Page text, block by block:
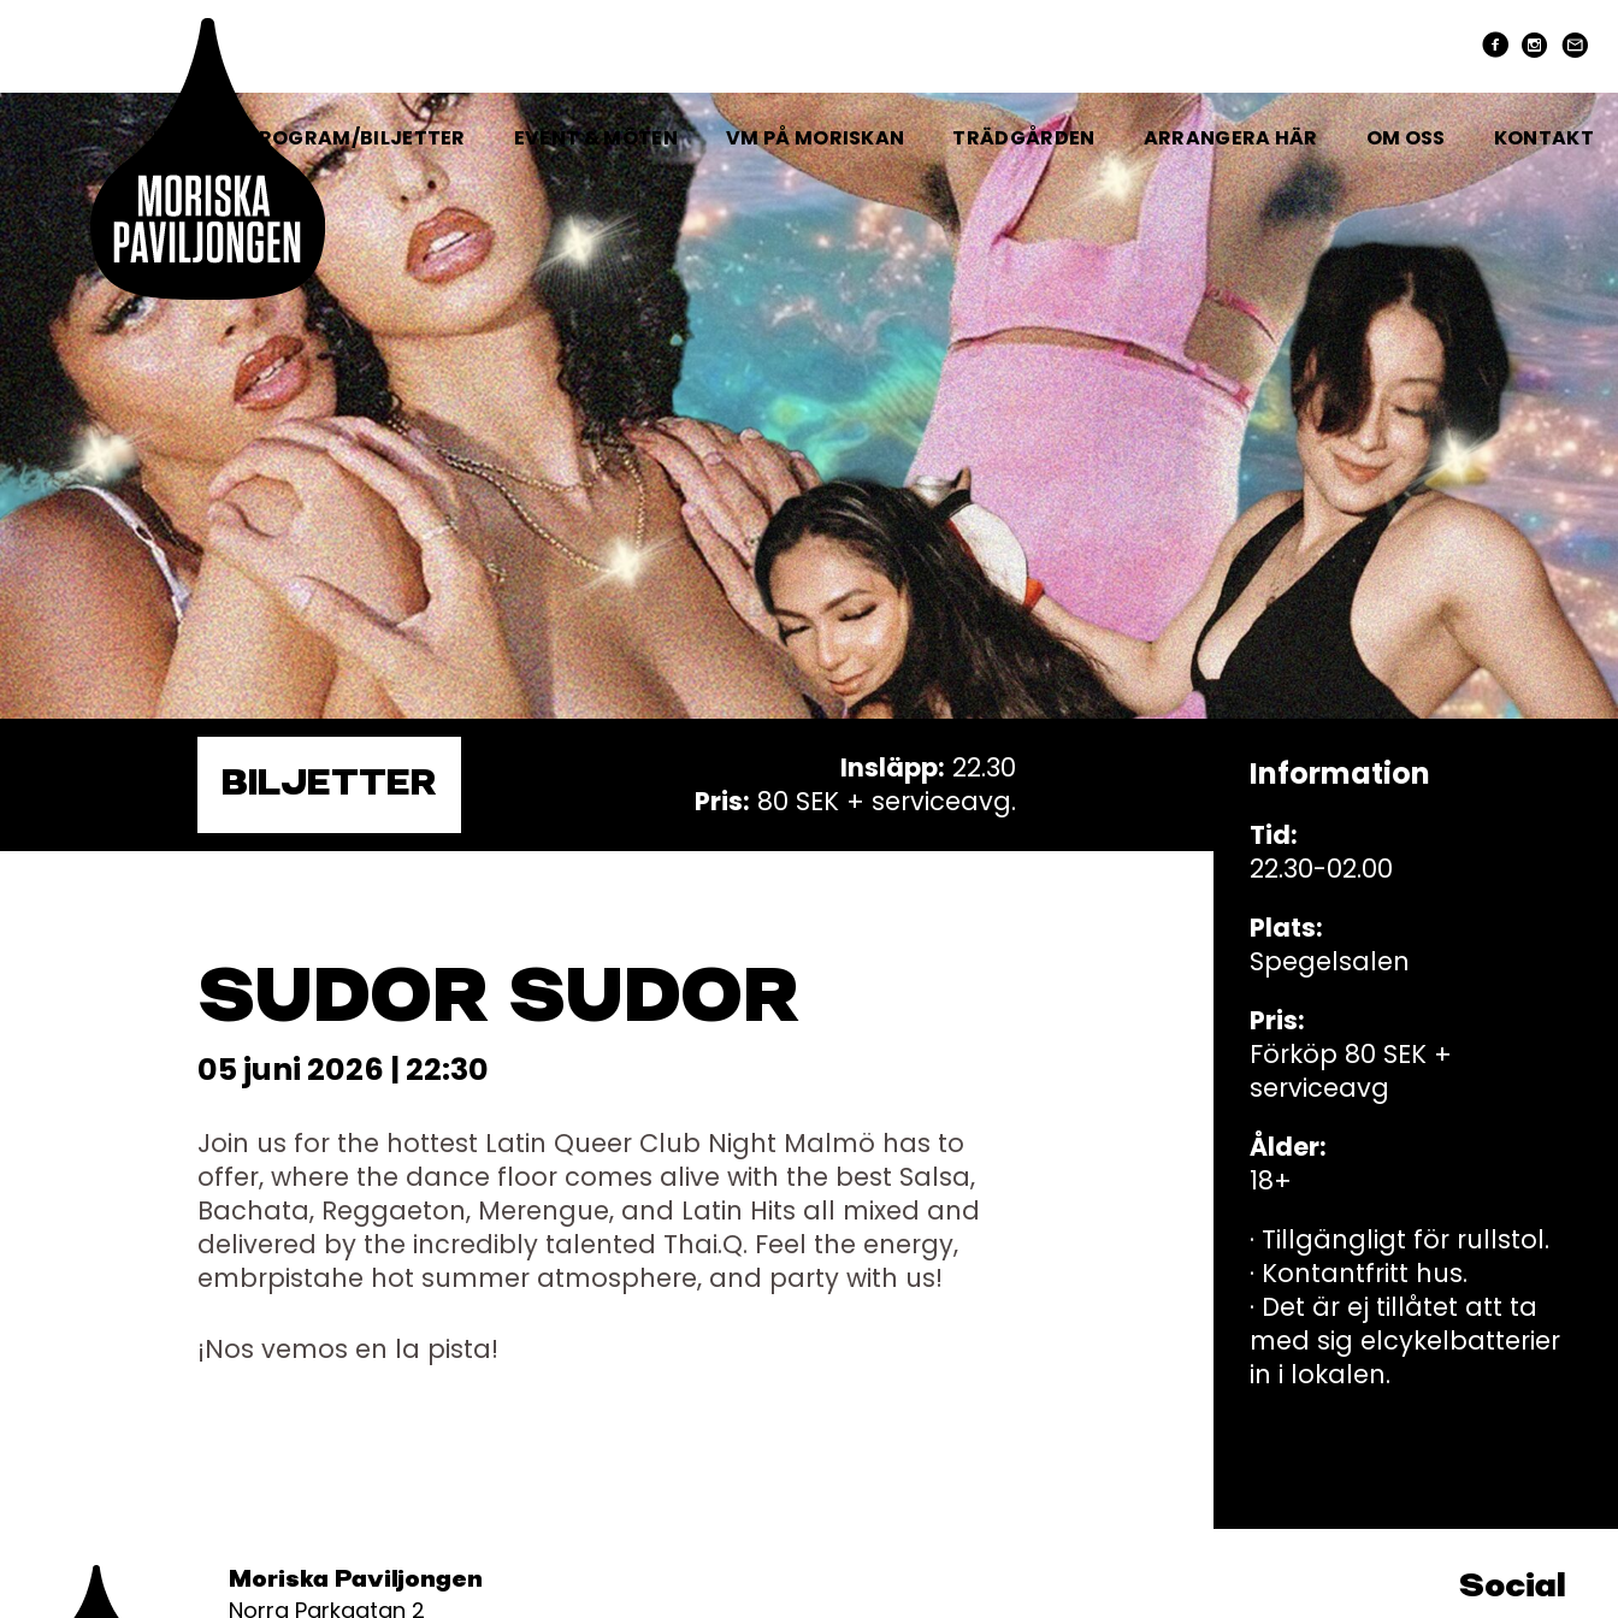
HEM PROGRAM/BILJETTER EVENT & MÖTEN VM PÅ MORISKAN TRÄDGÅRDEN ARRANGERA HÄR OM OSS KONTAKT
BILJETTER Insläpp: 22.30
Pris: 80 SEK + serviceavg.
SUDOR SUDOR
05 juni 2026 | 22:30
Join us for the hottest Latin Queer Club Night Malmö has to
offer, where the dance floor comes alive with the best Salsa,
Bachata, Reggaeton, Merengue, and Latin Hits all mixed and
delivered by the incredibly talented Thai.Q. Feel the energy,
embrpistahe hot summer atmosphere, and party with us!
¡Nos vemos en la pista!
Information
Tid:
22.30-02.00
Plats:
Spegelsalen
Pris:
Förköp 80 SEK +
serviceavg
Ålder:
18+
· Tillgängligt för rullstol.
· Kontantfritt hus.
· Det är ej tillåtet att ta
med sig elcykelbatterier
in i lokalen.
Moriska Paviljongen
Norra Parkgatan 2
Social